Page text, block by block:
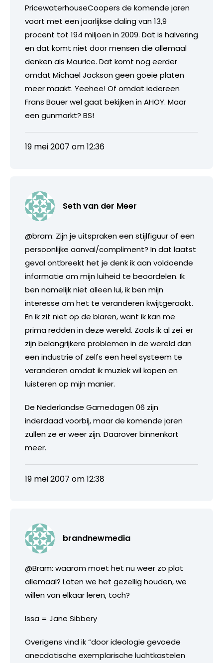
PricewaterhouseCoopers de komende jaren
voort met een jaarlijkse daling van 13,9
procent tot 194 miljoen in 2009. Dat is halvering
en dat komt niet door mensen die allemaal
denken als Maurice. Dat komt nog eerder
omdat Michael Jackson geen goeie platen
meer maakt. Yeehee! Of omdat iedereen
Frans Bauer wel gaat bekijken in AHOY. Maar
een gunmarkt? BS!
19 mei 2007 om 12:36
Seth van der Meer
@bram: Zijn je uitspraken een stijlfiguur of een
persoonlijke aanval/compliment? In dat laatst
geval ontbreekt het je denk ik aan voldoende
informatie om mijn luiheid te beoordelen. Ik
ben namelijk niet alleen lui, ik ben mijn
interesse om het te veranderen kwijtgeraakt.
En ik zit niet op de blaren, want ik kan me
prima redden in deze wereld. Zoals ik al zei: er
zijn belangrijkere problemen in de wereld dan
een industrie of zelfs een heel systeem te
veranderen omdat ik muziek wil kopen en
luisteren op mijn manier.
De Nederlandse Gamedagen 06 zijn
inderdaad voorbij, maar de komende jaren
zullen ze er weer zijn. Daarover binnenkort
meer.
19 mei 2007 om 12:38
brandnewmedia
@Bram: waarom moet het nu weer zo plat
allemaal? Laten we het gezellig houden, we
willen van elkaar leren, toch?
Issa = Jane Sibbery
Overigens vind ik “door ideologie gevoede
anecdotische exemplarische luchtkastelen